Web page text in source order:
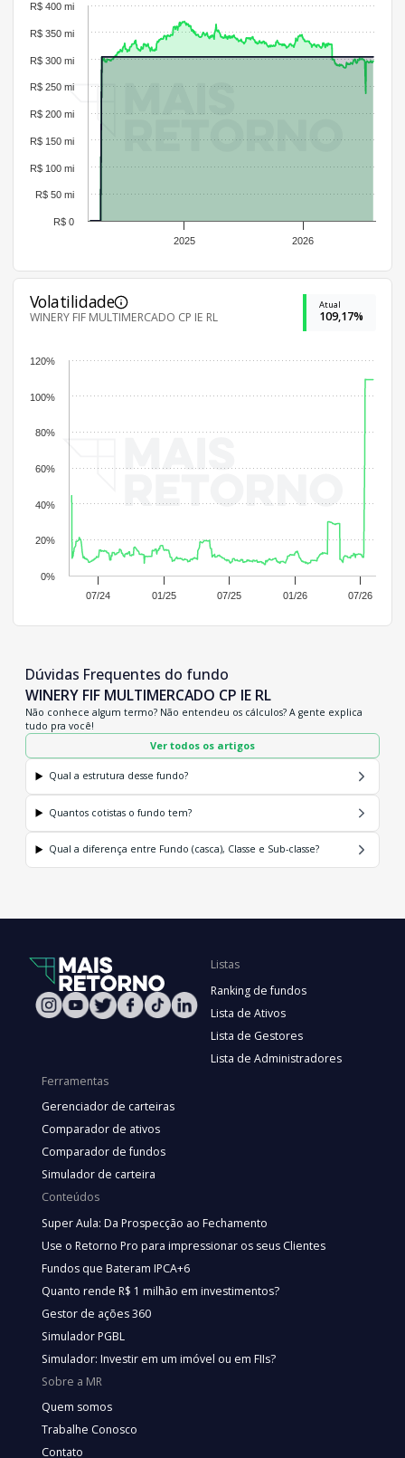
2025 2026
R$ 0
R$ 50 mi
R$ 100 mi
R$ 150 mi
R$ 200 mi
R$ 250 mi
R$ 300 mi
R$ 350 mi
R$ 400 mi
Volatilidade
WINERY FIF MULTIMERCADO CP IE RL
Atual
109,17%
07/24 01/25 07/25 01/26 07/26
0%
20%
40%
60%
80%
100%
120%
Dúvidas Frequentes do fundo
WINERY FIF MULTIMERCADO CP IE RL
Não conhece algum termo? Não entendeu os cálculos? A gente explica
tudo pra você!
Ver todos os artigos
Qual a estrutura desse fundo?
Quantos cotistas o fundo tem?
Qual a diferença entre Fundo (casca), Classe e Sub-classe?
Listas
Ranking de fundos
Lista de Ativos
Lista de Gestores
Lista de Administradores
Ferramentas
Gerenciador de carteiras
Comparador de ativos
Comparador de fundos
Simulador de carteira
Conteúdos
Super Aula: Da Prospecção ao Fechamento
Use o Retorno Pro para impressionar os seus Clientes
Fundos que Bateram IPCA+6
Quanto rende R$ 1 milhão em investimentos?
Gestor de ações 360
Simulador PGBL
Simulador: Investir em um imóvel ou em FIIs?
Sobre a MR
Quem somos
Trabalhe Conosco
Contato